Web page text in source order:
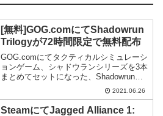
[無料]GOG.comにてShadowrun
Trilogyが72時間限定で無料配布
GOG.comにてタクティカルシミュレーシ
ョンゲーム、シャドウランシリーズを3本
まとめてセットになった、Shadowrun
Trilogyが期間限定で無料配布中。受け取
2021.06.26
SteamにてJagged Alliance 1: